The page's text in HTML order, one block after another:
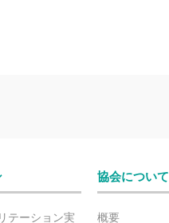
テーション実
協会について
概要